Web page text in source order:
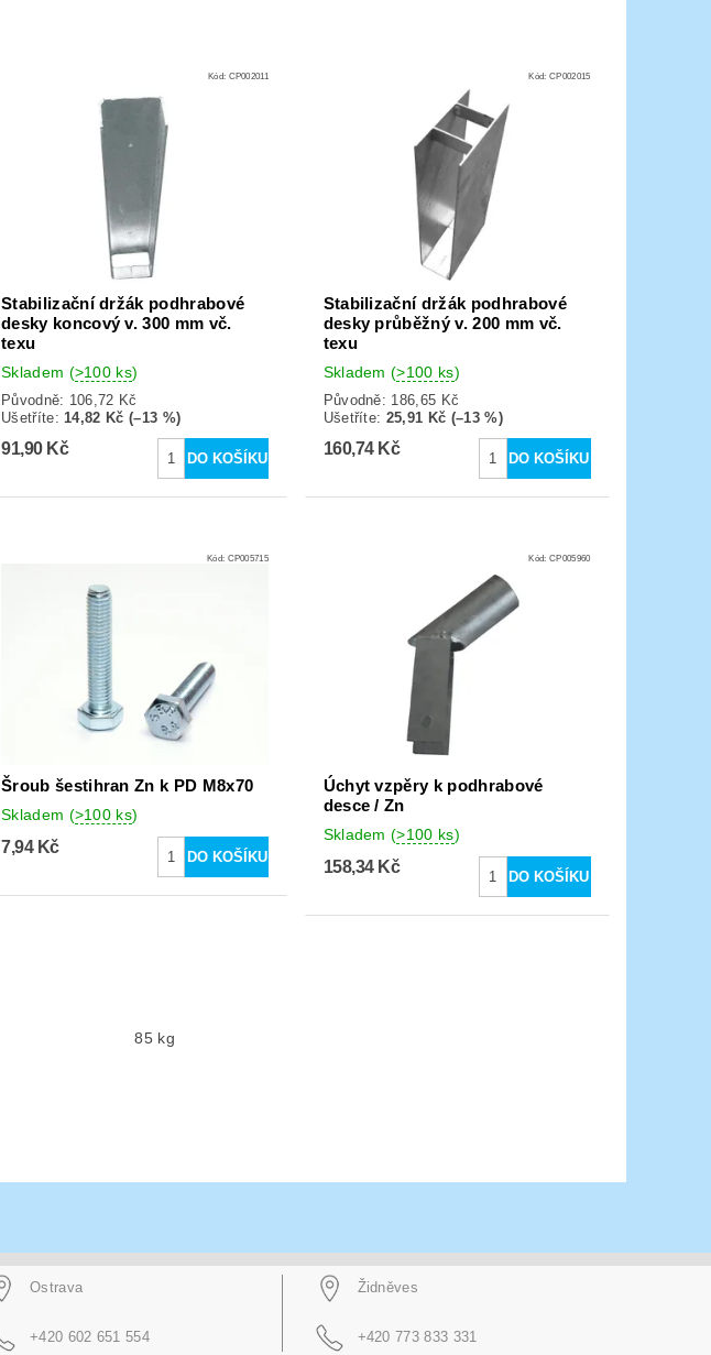
Kód: CP002011
Stabilizační držák podhrabové
desky koncový v. 300 mm vč.
texu
Skladem (>100 ks)
Původně: 106,72 Kč
Ušetříte:14,82 Kč (–13 %)
91,90 Kč
Kód:CP002015
Stabilizační držák podhrabové
desky průběžný v. 200 mm vč.
texu
Skladem(>100 ks)
Původně: 186,65 Kč
Ušetříte: 25,91 Kč (–13 %)
160,74 Kč
Kód: CP005715
Šroub šestihran Zn k PD M8x70
Skladem (>100 ks)
7,94 Kč
Kód:CP005960
Úchyt vzpěry k podhrabové
desce / Zn
Skladem(>100 ks)
158,34 Kč
85 kg
Ostrava
+420 602 651 554
Židněves
+420 773 833 331